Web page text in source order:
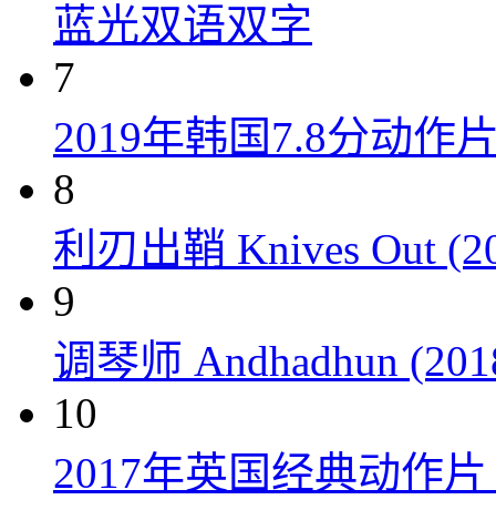
蓝光双语双字
7
2019年韩国7.8分动作
8
利刃出鞘 Knives Out
9
调琴师 Andhadhun
10
2017年英国经典动作